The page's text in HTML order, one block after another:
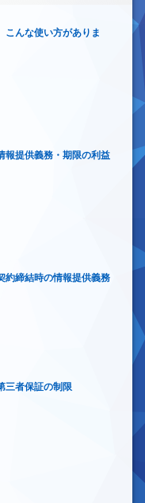
こんな使い方がありま
報提供義務・期限の利益
約締結時の情報提供義務
三者保証の制限